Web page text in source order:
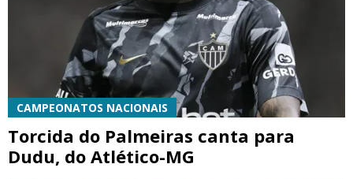
CAMPEONATOS NACIONAIS
Torcida do Palmeiras canta para
Dudu, do Atlético-MG